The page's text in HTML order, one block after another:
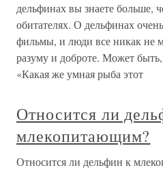
дельфинах вы знаете больше,
обитателях. О дельфинах
фильмы, и люди все никак не
разуму и доброте. Может
«Какая же умная рыба этот
Относится ли
млекопитающим?
Относится ли дельфин к